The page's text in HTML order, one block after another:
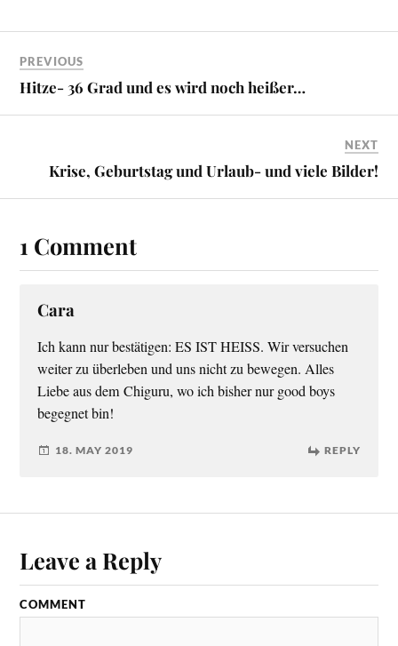
PREVIOUS
Hitze- 36 Grad und es wird noch heißer…
NEXT
Krise, Geburtstag und Urlaub- und viele Bilder!
1 Comment
Cara
Ich kann nur bestätigen: ES IST HEISS. Wir versuchen
weiter zu überleben und uns nicht zu bewegen. Alles
Liebe aus dem Chiguru, wo ich bisher nur good boys
begegnet bin!
18. MAY 2019 REPLY
Leave a Reply
COMMENT